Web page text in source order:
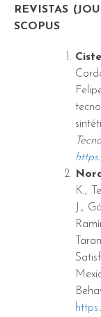
REVISTAS
SCOPUS
K.,
J.,